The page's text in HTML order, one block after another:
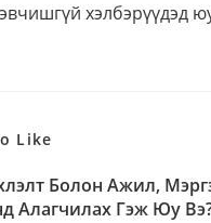
хэлбэрүүдэд
Like
Болон Ажил,
Алагчилах Гэж Юу